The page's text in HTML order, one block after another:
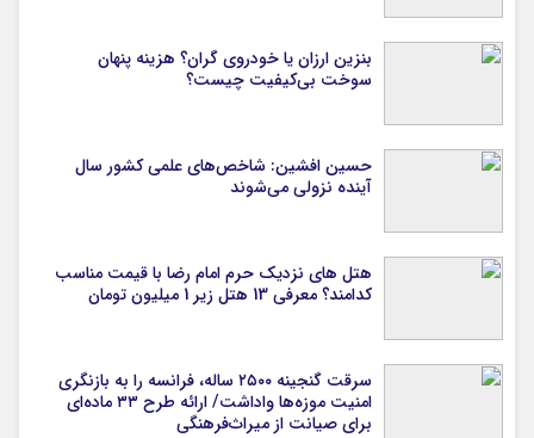
بنزین ارزان یا خودروی گران؟ هزینه پنهان
سوخت بی‌کیفیت چیست؟
حسین افشین: شاخص‌های علمی کشور سال
آینده نزولی می‌شوند
هتل های نزدیک حرم امام رضا با قیمت مناسب
کدامند؟ معرفی 13 هتل زیر 1 میلیون تومان
سرقت گنجینه ۲۵۰۰ ساله، فرانسه را به بازنگری
امنیت موزه‌ها واداشت/ ارائه طرح ۳۳ ماده‌ای
برای صیانت از میراث‌فرهنگی